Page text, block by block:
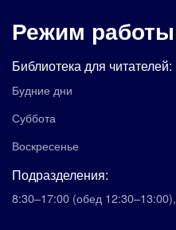
Режим работы
Библиотека для читателей:
Будние дни
Суббота
Воскресенье
Подразделения:
8:30–17:00 (обед 12:30–13:00),